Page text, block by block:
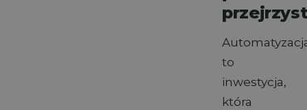
to
inwestycja,
która